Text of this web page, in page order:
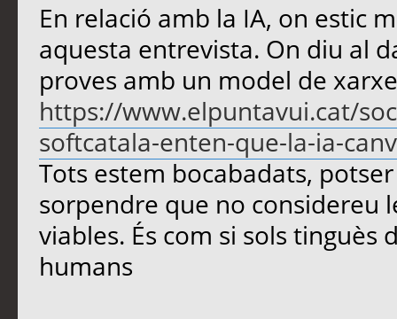
En relació amb la IA, on estic
aquesta entrevista. On diu al
proves amb un model de
https://www.elpuntavui.cat/
softcatala-enten-que-la-ia-
Tots estem bocabadats,
sorpendre que no considereu
viables. És com si sols tinguès
humans